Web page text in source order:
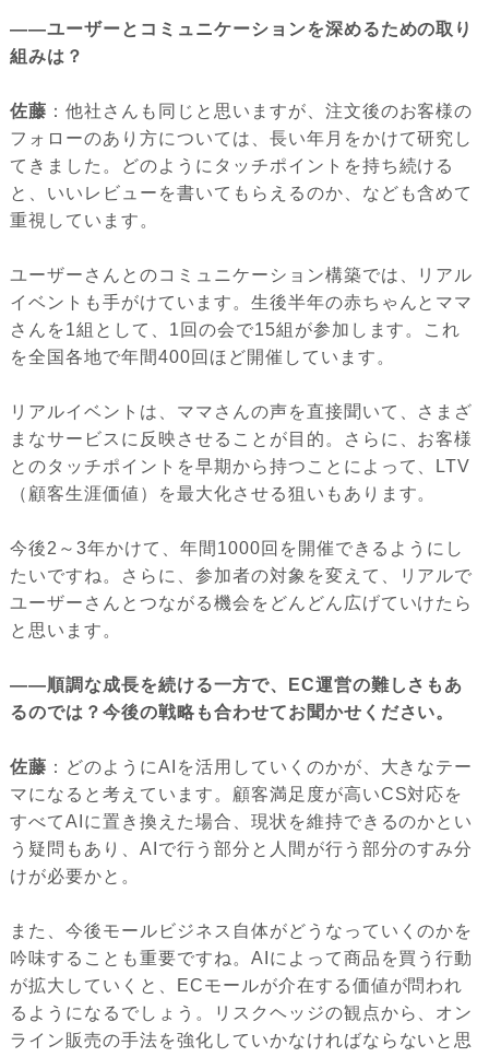
――ユーザーとコミュニケーションを深めるための取り
組みは？
佐藤 ：他社さんも同じと思いますが、注文後のお客様の
フォローのあり方については、長い年月をかけて研究し
てきました。どのようにタッチポイントを持ち続ける
と、いいレビューを書いてもらえるのか、なども含めて
重視しています。
ユーザーさんとのコミュニケーション構築では、リアル
イベントも手がけています。生後半年の赤ちゃんとママ
さんを1組として、1回の会で15組が参加します。これ
を全国各地で年間400回ほど開催しています。
リアルイベントは、ママさんの声を直接聞いて、さまざ
まなサービスに反映させることが目的。さらに、お客様
とのタッチポイントを早期から持つことによって、LTV
（顧客生涯価値）を最大化させる狙いもあります。
今後2～3年かけて、年間1000回を開催できるようにし
たいですね。さらに、参加者の対象を変えて、リアルで
ユーザーさんとつながる機会をどんどん広げていけたら
と思います。
――順調な成長を続ける一方で、EC運営の難しさもあ
るのでは？今後の戦略も合わせてお聞かせください。
佐藤 ：どのようにAIを活用していくのかが、大きなテー
マになると考えています。顧客満足度が高いCS対応を
すべてAIに置き換えた場合、現状を維持できるのかとい
う疑問もあり、AIで行う部分と人間が行う部分のすみ分
けが必要かと。
また、今後モールビジネス自体がどうなっていくのかを
吟味することも重要ですね。AIによって商品を買う行動
が拡大していくと、ECモールが介在する価値が問われ
るようになるでしょう。リスクヘッジの観点から、オン
ライン販売の手法を強化していかなければならないと思